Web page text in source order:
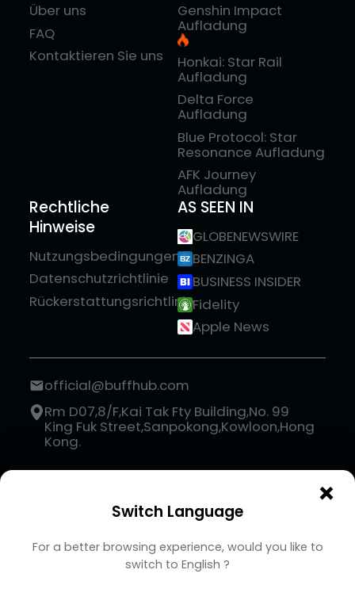
Über uns
FAQ
Kontaktieren Sie uns
Genshin Impact
Aufladung
Honkai: Star Rail
Aufladung
Delta Force
Aufladung
Blue Protocol: Star
Resonance Aufladung
AFK Journey
Aufladung
Rechtliche
Hinweise
Nutzungsbedingungen
Datenschutzrichtlinie
Rückerstattungsrichtlinie
AS SEEN IN
GLOBENEWSWIRE
BENZINGA
BUSINESS INSIDER
Fidelity
Apple News
official@buffhub.com
Rm D07,8/F,Kai Tak Fty Building,No. 99
King Fuk Street,Sanpokong,Kowloon,Hong
Kong.
Switch Language ×
For a better browsing experience, would you like to
switch to English ?